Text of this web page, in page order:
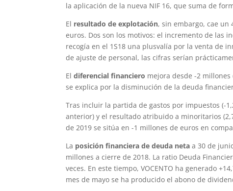
la aplicación de la nueva NIF 16, que suma de
El resultado de explotación, sin embargo, cae un
euros. Dos son los motivos: el incremento de las
recogía en el 1S18 una plusvalía por la venta de
de ajuste de personal, las cifras serían
Eldiferencial financiero mejora desde -2
se explica por la disminución de la deuda
Tras incluir la partida de gastos por impuestos (-
anterior) y el resultado atribuido a minoritarios
de 2019 se sitúa en -1 millones de euros en
La posición financiera de deuda netaa 30 de
millones a cierre de 2018. La ratio Deuda
veces. En este tiempo, VOCENTO ha generado
mes de mayo se ha producido el abono de